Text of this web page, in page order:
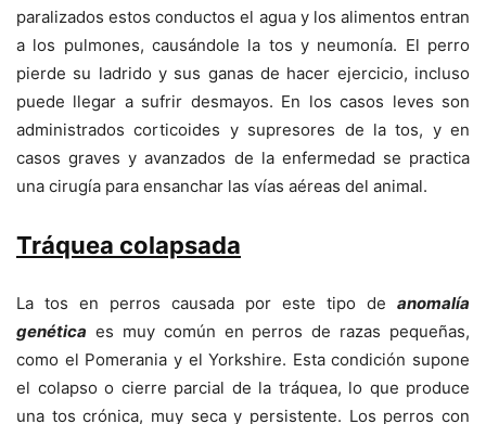
paralizados estos conductos el agua y los alimentos entran
a los pulmones, causándole la tos y neumonía. El perro
pierde su ladrido y sus ganas de hacer ejercicio, incluso
puede llegar a sufrir desmayos. En los casos leves son
administrados corticoides y supresores de la tos, y en
casos graves y avanzados de la enfermedad se practica
una cirugía para ensanchar las vías aéreas del animal.
Tráquea colapsada
La tos en perros causada por este tipo de anomalía
genética es muy común en perros de razas pequeñas,
como el Pomerania y el Yorkshire. Esta condición supone
el colapso o cierre parcial de la tráquea, lo que produce
una tos crónica, muy seca y persistente. Los perros con